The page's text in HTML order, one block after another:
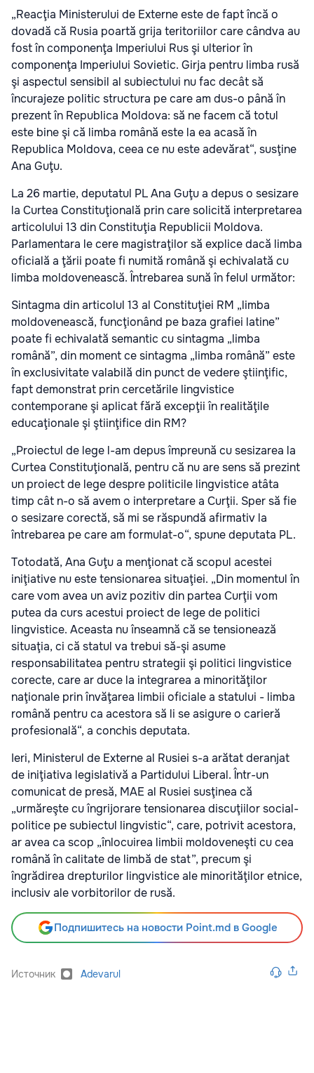
„Reacţia Ministerului de Externe este de fapt încă o
dovadă că Rusia poartă grija teritoriilor care cândva au
fost în componenţa Imperiului Rus şi ulterior în
componenţa Imperiului Sovietic. Girja pentru limba rusă
şi aspectul sensibil al subiectului nu fac decât să
încurajeze politic structura pe care am dus-o până în
prezent în Republica Moldova: să ne facem că totul
este bine şi că limba română este la ea acasă în
Republica Moldova, ceea ce nu este adevărat“, susţine
Ana Guţu.
La 26 martie, deputatul PL Ana Guţu a depus o sesizare
la Curtea Constituţională prin care solicită interpretarea
articolului 13 din Constituţia Republicii Moldova.
Parlamentara le cere magistraţilor să explice dacă limba
oficială a ţării poate fi numită română şi echivalată cu
limba moldovenească. Întrebarea sună în felul următor:
Sintagma din articolul 13 al Constituţiei RM „limba
moldovenească, funcţionând pe baza grafiei latine”
poate fi echivalată semantic cu sintagma „limba
română”, din moment ce sintagma „limba română” este
în exclusivitate valabilă din punct de vedere ştiinţific,
fapt demonstrat prin cercetările lingvistice
contemporane şi aplicat fără excepţii în realităţile
educaţionale şi ştiinţifice din RM?
„Proiectul de lege l-am depus împreună cu sesizarea la
Curtea Constituţională, pentru că nu are sens să prezint
un proiect de lege despre politicile lingvistice atâta
timp cât n-o să avem o interpretare a Curţii. Sper să fie
o sesizare corectă, să mi se răspundă afirmativ la
întrebarea pe care am formulat-o“, spune deputata PL.
Totodată, Ana Guţu a menţionat că scopul acestei
iniţiative nu este tensionarea situaţiei. „Din momentul în
care vom avea un aviz pozitiv din partea Curţii vom
putea da curs acestui proiect de lege de politici
lingvistice. Aceasta nu înseamnă că se tensionează
situaţia, ci că statul va trebui să-şi asume
responsabilitatea pentru strategii şi politici lingvistice
corecte, care ar duce la integrarea a minorităţilor
naţionale prin învăţarea limbii oficiale a statului - limba
română pentru ca acestora să li se asigure o carieră
profesională“, a conchis deputata.
Ieri, Ministerul de Externe al Rusiei s-a arătat deranjat
de iniţiativa legislativă a Partidului Liberal. Într-un
comunicat de presă, MAE al Rusiei susţinea că
„urmăreşte cu îngrijorare tensionarea discuţiilor social-
politice pe subiectul lingvistic“, care, potrivit acestora,
ar avea ca scop „înlocuirea limbii moldoveneşti cu cea
română în calitate de limbă de stat”, precum şi
îngrădirea drepturilor lingvistice ale minorităţilor etnice,
inclusiv ale vorbitorilor de rusă.
Подпишитесь на новости Point.md в Google
Источник Adevarul